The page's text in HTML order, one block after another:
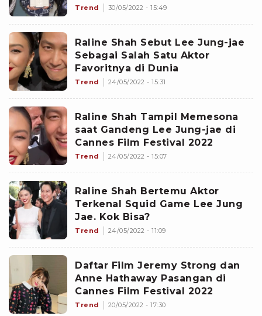
Trend 30/05/2022 - 15:49
Raline Shah Sebut Lee Jung-jae
Sebagai Salah Satu Aktor
Favoritnya di Dunia
Trend 24/05/2022 - 15:31
Raline Shah Tampil Memesona
saat Gandeng Lee Jung-jae di
Cannes Film Festival 2022
Trend 24/05/2022 - 15:07
Raline Shah Bertemu Aktor
Terkenal Squid Game Lee Jung
Jae. Kok Bisa?
Trend 24/05/2022 - 11:09
Daftar Film Jeremy Strong dan
Anne Hathaway Pasangan di
Cannes Film Festival 2022
Trend 20/05/2022 - 17:30